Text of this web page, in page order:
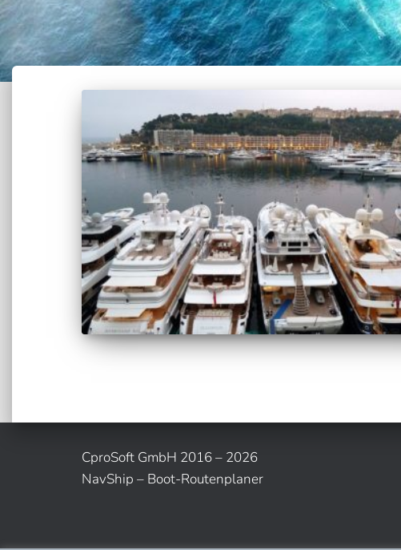
CproSoft GmbH 2016 – 2026
NavShip – Boot-Routenplaner